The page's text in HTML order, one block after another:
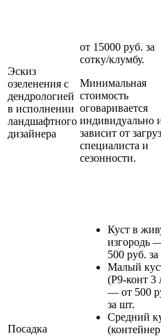
Эскиз
озеленения с
дендрологией
в исполнении
ландшафтного
дизайнера
от 15000 руб. за
сотку/клумбу.
Минимальная
стоимость
оговаривается
индивидуально
зависит от
специалиста и
сезонности.
Посадка
Куст в
изгородь
500 руб.
Малый
(Р9-конт 3
— от 500
за шт.
Средний